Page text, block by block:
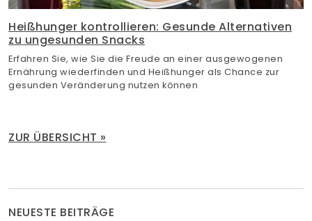
Heißhunger kontrollieren: Gesunde Alternativen
zu ungesunden Snacks
Erfahren Sie, wie Sie die Freude an einer ausgewogenen
Ernährung wiederfinden und Heißhunger als Chance zur
gesunden Veränderung nutzen können
ZUR ÜBERSICHT »
NEUESTE BEITRÄGE